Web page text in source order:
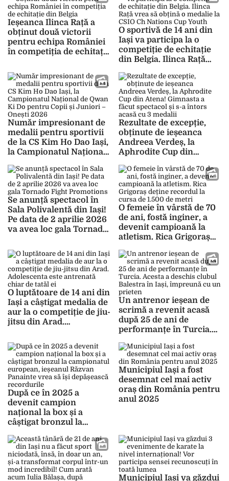
Ieșeanca Ilinca Rață a
obținut două victorii
pentru echipa României
în competiția de echitație
O sportivă de 14 ani din
Iași va participa la o
competiție de echitație
din Belgia. Ilinca Rață
la CSIO Ch Nations Cup
Youth
Număr impresionant de
medalii pentru sportivii
de la CS Kim Ho Dao Iași,
la Campionatul Național
Copii și Juniori – Onești
2026
Rezultate de excepție,
obținute de ieșeanca
Andreea Verdeș, la
Aphrodite Cup din
spectacol și s-a întors
acasă cu 3 medalii
Se anunță spectacol în
Sala Polivalentă din Iași!
Pe data de 2 aprilie 2026
va avea loc gala Tornado
O femeie în vârstă de 70
de ani, fostă inginer, a
devenit campioană la
atletism. Rica Grigoraș
de 1.500 de metri
O luptătoare de 14 ani din
Iași a câștigat medalia de
aur la o competiție de jiu-
jitsu din Arad.
antrenată chiar de tatăl
ei
Un antrenor ieșean de
scrimă a revenit acasă
după 25 de ani de
performanțe în Turcia.
Balestra în Iași,
împreună cu un prieten
După ce în 2025 a
devenit campion
național la box și a
câștigat bronzul la
ieșeanul Răzvan
Panainte vrea să își
depășească recordurile
Municipiul Iași a fost
desemnat cel mai activ
oraș din România pentru
anul 2025
Municipiul Iași va găzdui